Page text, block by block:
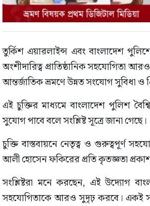
তুর্কিশ এয়ারলাইন্স এবং বাংলাদেশ
অংশীদারিত্ব প্রাতিষ্ঠানিক সহযোগিতা
আন্তর্জাতিক ভ্রমণে উন্নত সংযোগ সুবিধা ও
এই চুক্তির মাধ্যমে বাংলাদেশ পুলিশ
সুযোগ পাবে বলে সংশ্লিষ্ট সূত্রে জানা গেছে।
চুক্তি বাস্তবায়নে নেতৃত্ব ও গুরুত্বপূর্ণ
আলী হোসেন ফকিরের প্রতি কৃতজ্ঞতা
সংশ্লিষ্টরা মনে করছেন, এই উদ্যোগ
সহযোগিতাকে আরও সুদৃঢ় করবে। একই